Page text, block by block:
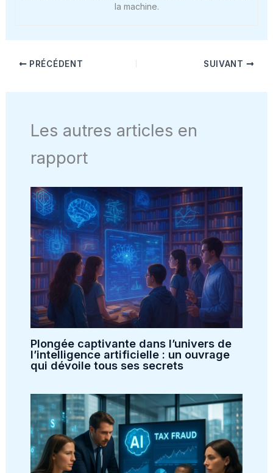
la machine.
PRÉCÉDENT SUIVANT
Les autres articles en
rapport
Plongée captivante dans l’univers de
l’intelligence artificielle : un ouvrage
qui dévoile tous ses secrets